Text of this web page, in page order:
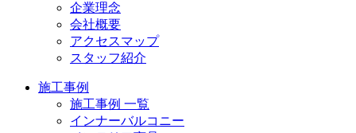
企業理念
会社概要
アクセスマップ
スタッフ紹介
施工事例
施工事例 一覧
インナーバルコニー